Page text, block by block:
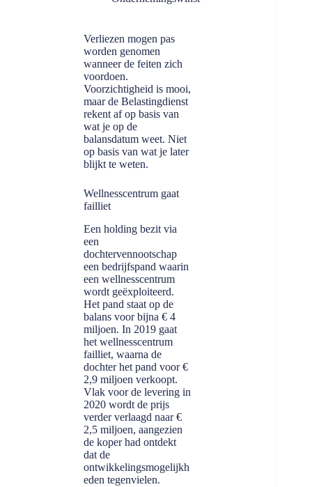
Verliezen mogen pas
worden genomen
wanneer de feiten zich
voordoen.
Voorzichtigheid is mooi,
maar de Belastingdienst
rekent af op basis van
wat je op de
balansdatum weet. Niet
op basis van wat je later
blijkt te weten.
Wellnesscentrum gaat
failliet
Een holding bezit via
een
dochtervennootschap
een bedrijfspand waarin
een wellnesscentrum
wordt geëxploiteerd.
Het pand staat op de
balans voor bijna € 4
miljoen. In 2019 gaat
het wellnesscentrum
failliet, waarna de
dochter het pand voor €
2,9 miljoen verkoopt.
Vlak voor de levering in
2020 wordt de prijs
verder verlaagd naar €
2,5 miljoen, aangezien
de koper had ontdekt
dat de
ontwikkelingsmogelijkh
eden tegenvielen.